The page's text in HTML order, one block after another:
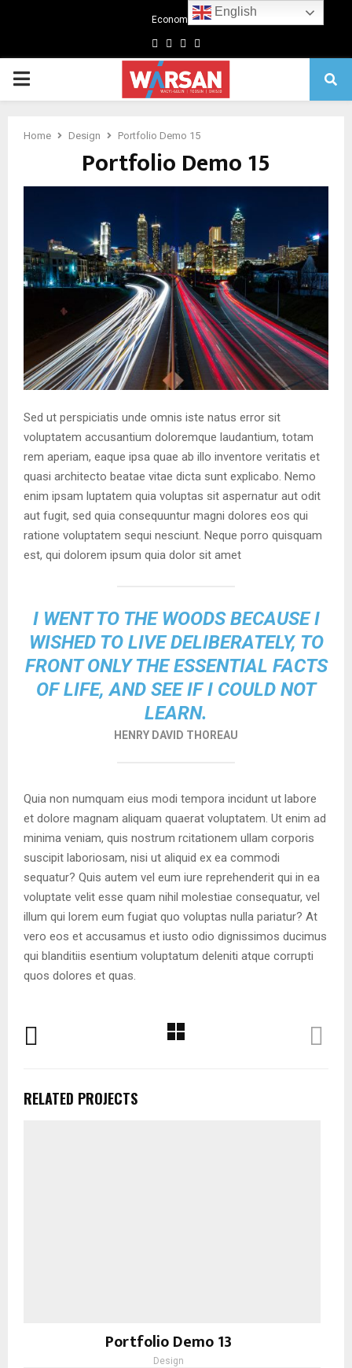
Economics
Facebook
TwitterLinkedin
Primary
Home Design Portfolio Demo 15
Portfolio Demo 15
Sed ut perspiciatis unde omnis iste natus error sit
voluptatem accusantium doloremque laudantium, totam
rem aperiam, eaque ipsa quae ab illo inventore veritatis et
quasi architecto beatae vitae dicta sunt explicabo. Nemo
enim ipsam luptatem quia voluptas sit aspernatur aut odit
aut fugit, sed quia consequuntur magni dolores eos qui
ratione voluptatem sequi nesciunt. Neque porro quisquam
est, qui dolorem ipsum quia dolor sit amet
I WENT TO THE WOODS BECAUSE I
WISHED TO LIVE DELIBERATELY, TO
FRONT ONLY THE ESSENTIAL FACTS
OF LIFE, AND SEE IF I COULD NOT
LEARN.
HENRY DAVID THOREAU
Quia non numquam eius modi tempora incidunt ut labore
et dolore magnam aliquam quaerat voluptatem. Ut enim ad
minima veniam, quis nostrum rcitationem ullam corporis
suscipit laboriosam, nisi ut aliquid ex ea commodi
sequatur? Quis autem vel eum iure reprehenderit qui in ea
voluptate velit esse quam nihil molestiae consequatur, vel
illum qui lorem eum fugiat quo voluptas nulla pariatur? At
vero eos et accusamus et iusto odio dignissimos ducimus
qui blanditiis esentium voluptatum deleniti atque corrupti
quos dolores et quas.
RELATED PROJECTS
Portfolio Demo 13
Design
English